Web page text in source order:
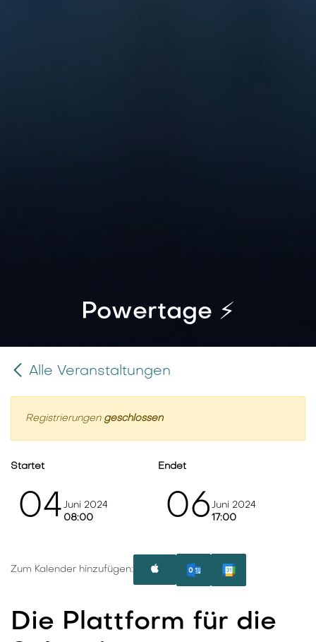
Powertage ⚡️
Alle Veranstaltungen
Registrierungen geschlossen
Startet
04 Juni 2024
08:00
Endet
06 Juni 2024
17:00
Zum Kalender hinzufügen:
Die Plattform für die